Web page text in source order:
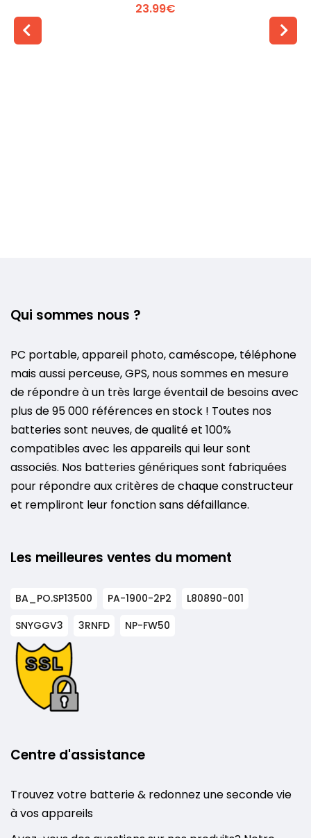
23.99€
Qui sommes nous ?
PC portable, appareil photo, caméscope, téléphone
mais aussi perceuse, GPS, nous sommes en mesure
de répondre à un très large éventail de besoins avec
plus de 95 000 références en stock ! Toutes nos
batteries sont neuves, de qualité et 100%
compatibles avec les appareils qui leur sont
associés. Nos batteries génériques sont fabriquées
pour répondre aux critères de chaque constructeur
et rempliront leur fonction sans défaillance.
Les meilleures ventes du moment
BA_PO.SP13500 PA-1900-2P2
L80890-001
SNYGGV3
3RNFD NP-FW50
Centre d'assistance
Trouvez votre batterie & redonnez une seconde vie
à vos appareils